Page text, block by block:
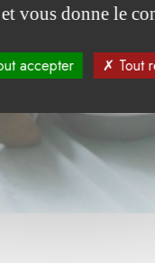
vous donne le
accepter Tout